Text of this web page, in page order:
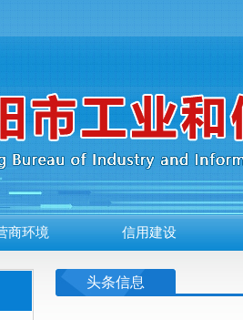
商环境 信用建设
头条信息